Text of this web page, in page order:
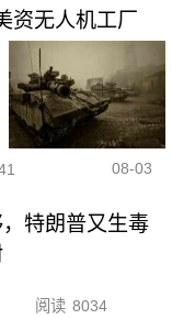
资无人机工厂
08-03
特朗普又生毒
阅读 8034